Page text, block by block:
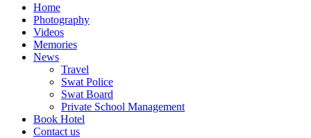
Home
Photography
Videos
Memories
News
Travel
Swat Police
Swat Board
Private School Management
Book Hotel
Contact us